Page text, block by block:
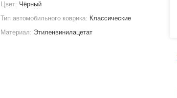
Цвет: Чёрный
Тип автомобильного коврика: Классические
Материал: Этиленвинилацетат